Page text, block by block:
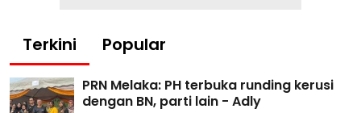
Terkini Popular
PRN Melaka: PH terbuka runding kerusi
dengan BN, parti lain - Adly